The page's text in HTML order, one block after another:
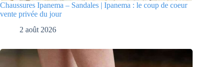
Chaussures Ipanema – Sandales | Ipanema : le coup de coeur
vente privée du jour
2 août 2026